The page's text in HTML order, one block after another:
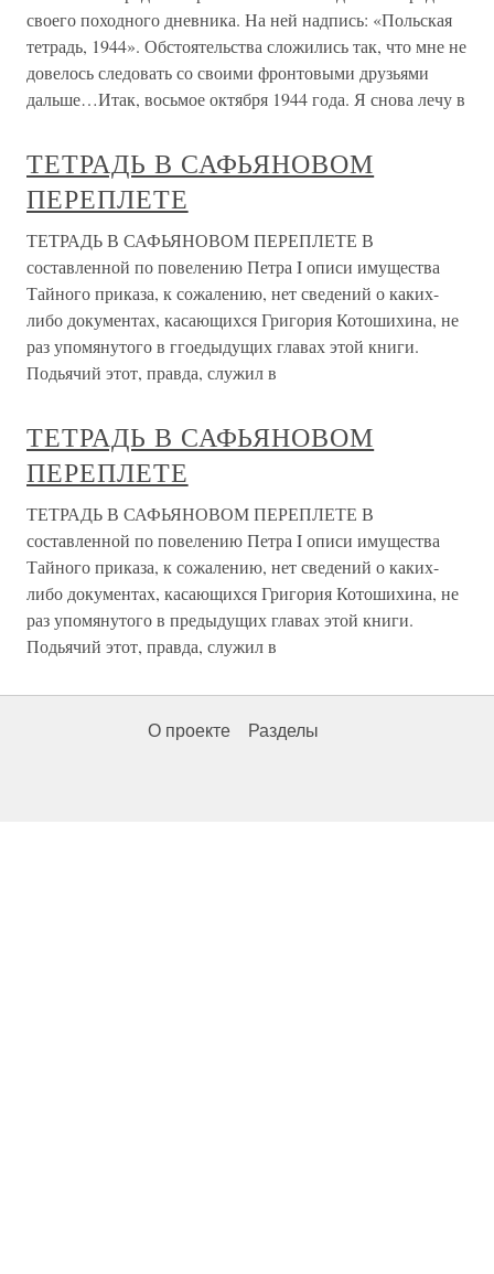
своего походного дневника. На ней надпись: «Польская
тетрадь, 1944». Обстоятельства сложились так, что мне не
довелось следовать со своими фронтовыми друзьями
дальше…Итак, восьмое октября 1944 года. Я снова лечу в
ТЕТРАДЬ В САФЬЯНОВОМ
ПЕРЕПЛЕТЕ
ТЕТРАДЬ В САФЬЯНОВОМ ПЕРЕПЛЕТЕ В
составленной по повелению Петра I описи имущества
Тайного приказа, к сожалению, нет сведений о каких-
либо документах, касающихся Григория Котошихина, не
раз упомянутого в ггоедыдущих главах этой книги.
Подьячий этот, правда, служил в
ТЕТРАДЬ В САФЬЯНОВОМ
ПЕРЕПЛЕТЕ
ТЕТРАДЬ В САФЬЯНОВОМ ПЕРЕПЛЕТЕ В
составленной по повелению Петра I описи имущества
Тайного приказа, к сожалению, нет сведений о каких-
либо документах, касающихся Григория Котошихина, не
раз упомянутого в предыдущих главах этой книги.
Подьячий этот, правда, служил в
О проекте Разделы